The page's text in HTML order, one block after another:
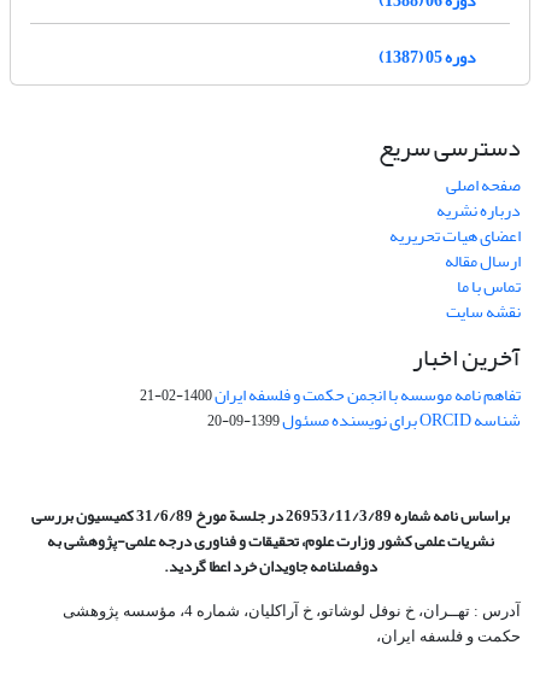
دوره 05 (1387)
دسترسی سریع
صفحه اصلی
درباره نشریه
اعضای هیات تحریریه
ارسال مقاله
تماس با ما
نقشه سایت
آخرین اخبار
تفاهم نامه موسسه با انجمن حکمت و فلسفه ایران1400-02-21
شناسه ORCID برای نویسنده مسئول 1399-09-20
براساس نامه شماره 26953/11/3/89 در جلسة مورخ 31/6/89 کمیسیون
بررسی
نشریات علمی کشور وزارت علوم، تحقیقات و فناوری درجه علمی‌-پژوهشیبه
دوفصلنامه جاویدان خرد اعطا گردید.
آدرس : تهــران، خ نوفل لوشاتو، خ آراکلیان، شماره 4،‌ مؤسسه پژوهشی
حکمت و فلسفه ایران،‌